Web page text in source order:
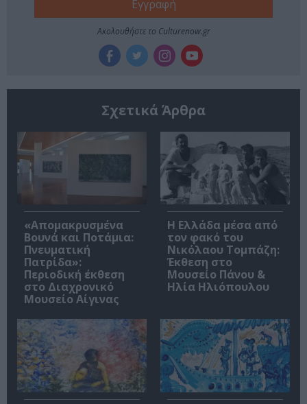
Ακολουθήστε το Culturenow.gr
Σχετικά Άρθρα
«Απομακρυσμένα
Βουνά και Ποτάμια:
Πνευματική
Πατρίδα»:
Περιοδική έκθεση
στο Διαχρονικό
Μουσείο Αίγινας
Η Ελλάδα μέσα από
τον φακό του
Νικόλαου Τομπάζη:
Έκθεση στο
Μουσείο Πάνου &
Ηλία Ηλιόπουλου